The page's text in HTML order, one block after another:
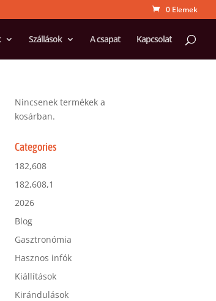
0 Elemek
Szállások A csapat Kapcsolat
Nincsenek termékek a
kosárban.
Categories
182,608
182,608,1
2026
Blog
Gasztronómia
Hasznos infók
Kiállítások
Kirándulások